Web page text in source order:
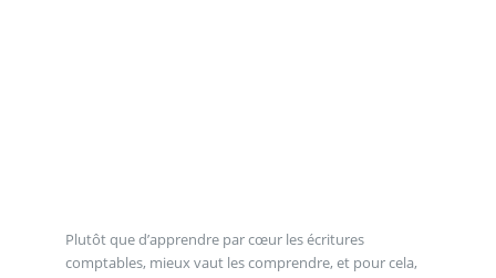
Plutôt que d’apprendre par cœur les écritures
comptables, mieux vaut les comprendre, et pour cela,